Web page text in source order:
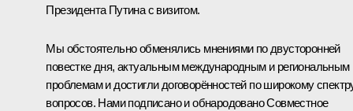
Президента Путина с визитом.
Мы обстоятельно обменялись мнениями по двусторонней
повестке дня, актуальным международным и региональным
проблемам и достигли договорённостей по широкому
вопросов. Нами подписано и обнародованоСовместное